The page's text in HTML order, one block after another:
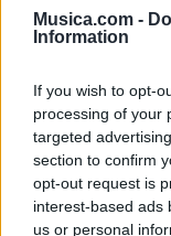
Musica.com -
Information
If you wish to opt-
processing of your
targeted
section to confirm
opt-out request is
interest-based ads
us or personal